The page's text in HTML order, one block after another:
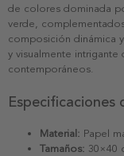
de colores dominada
verde,
composición dinámica
y visualmente
contemporáneos.
Especificaciones
Material: Papel
Tamaños: 30×40